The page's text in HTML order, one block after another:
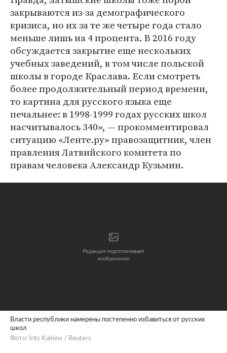
закрываются из-за демографического
кризиса, но их за те же четыре года стало
меньше лишь на 4 процента. В 2016 году
обсуждается закрытие еще нескольких
учебных заведений, в том числе польской
школы в городе Краслава. Если смотреть
более продолжительный период времени,
то картина для русского языка еще
печальнее: в 1998-1999 годах русских школ
насчитывалось 340», — прокомментировал
ситуацию «Ленте.ру» правозащитник, член
правления Латвийского комитета по
правам человека Александр Кузьмин.
Власти республики намерены постепенно избавиться от русских
школ
Фото: Ints Kalnins / Reuters